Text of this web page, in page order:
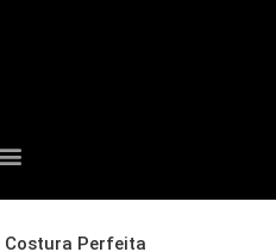
Costura Perfeita